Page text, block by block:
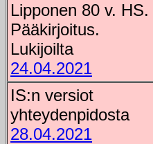
Lipponen 80 v. HS.
Pääkirjoitus.
Lukijoilta
24.04.2021
IS:n versiot
yhteydenpidosta
28.04.2021